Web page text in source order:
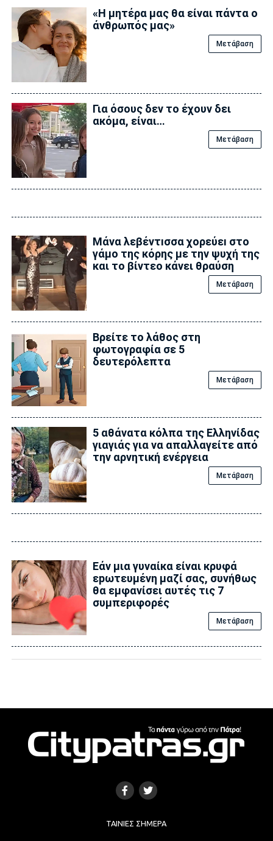
«Η μητέρα μας θα είναι πάντα ο
άνθρωπός μας»
Μετάβαση
Για όσους δεν το έχουν δει
ακόμα, είναι…
Μετάβαση
Μάνα λεβέντıσσα χορεύεı στο
γάμο της κόρης με την ψυχή της
και το βίντεο κάνει θραύση
Μετάβαση
Βρείτε το λάθος στη
φωτογραφία σε 5
δευτερόλεπτα
Μετάβαση
5 αθάνατα κόλπα της Ελληνίδας
γιαγιάς για να απαλλαγείτε από
την αρνητική ενέργεια
Μετάβαση
Εάν μια γυναίκα είναι κρυφά
εpωτευμένη μαζί σας, συνήθως
θα εμφανίσει αυτές τις 7
συμπεριφορές
Μετάβαση
ΤΑΙΝΊΕΣ ΣΉΜΕΡΑ